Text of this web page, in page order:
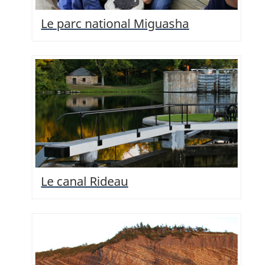
Le parc national Miguasha
Le canal Rideau